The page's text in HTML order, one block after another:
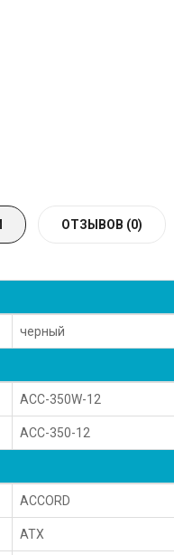
ОТЗЫВОВ (0)
черный
ACC-350W-12
ACC-350-12
ACCORD
ATX